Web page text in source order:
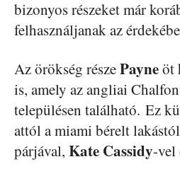
bizonyos részeket már
felhasználjanak az
Az örökség részePayneöt
is, amely az angliai
településen található. Ez
attól a miami bérelt
párjával, Kate Cassidy-vel